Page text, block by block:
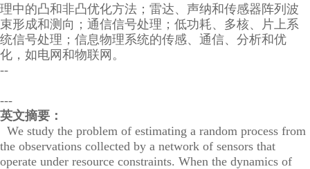
理中的凸和非凸优化方法；雷达、声纳和传感器阵列波
束形成和测向；通信信号处理；低功耗、多核、片上系
统信号处理；信息物理系统的传感、通信、分析和优
化，如电网和物联网。
--
---
英文摘要：
We study the problem of estimating a random process from
the observations collected by a network of sensors that
operate under resource constraints. When the dynamics of